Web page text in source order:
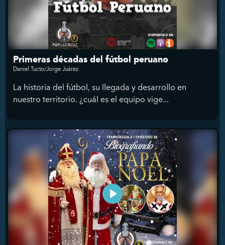
Primeras décadas del fútbol peruano
Daniel Tucto/Jorge Juárez
La historia del fútbol, su llegada y desarrollo en
nuestro territorio. ¿cuál es el equipo vige...